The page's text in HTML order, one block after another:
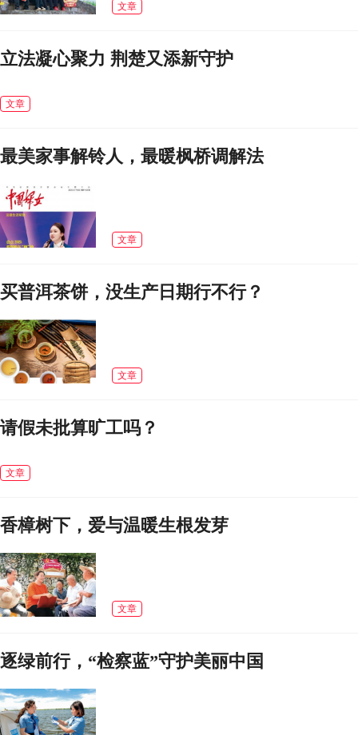
文章
立法凝心聚力 荆楚又添新守护
文章
最美家事解铃人，最暖枫桥调解法
文章
买普洱茶饼，没生产日期行不行？
文章
请假未批算旷工吗？
文章
香樟树下，爱与温暖生根发芽
文章
逐绿前行，“检察蓝”守护美丽中国